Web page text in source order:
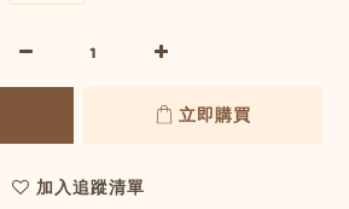
立即購買
加入追蹤清單